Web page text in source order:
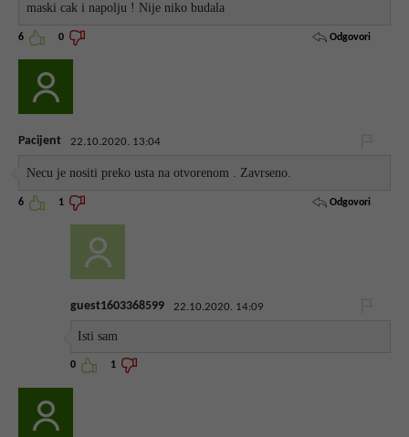
maski cak i napolju ! Nije niko budala
6 0 Odgovori
Pacijent 22.10.2020. 13:04
Necu je nositi preko usta na otvorenom . Zavrseno.
6 1 Odgovori
guest1603368599 22.10.2020. 14:09
Isti sam
0 1